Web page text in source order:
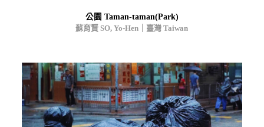
公園 Taman-taman(Park)
蘇育賢 SO, Yo-Hen｜臺灣 Taiwan